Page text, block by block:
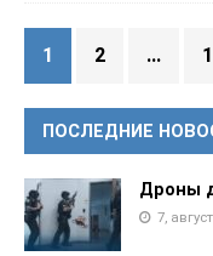
1 2 …
ПОСЛЕДНИЕ
Дроны
7,